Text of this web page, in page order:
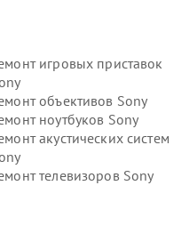
игровых приставок
объективов Sony
ноутбуков Sony
акустических систем
телевизоров Sony